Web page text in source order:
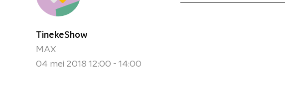
TinekeShow
MAX
04 mei 2018 12:00 - 14:00